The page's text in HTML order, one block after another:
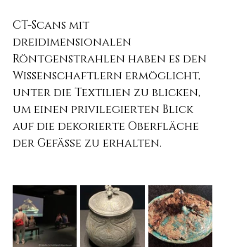
CT-Scans mit
dreidimensionalen
Röntgenstrahlen haben es den
Wissenschaftlern ermöglicht,
unter die Textilien zu blicken,
um einen privilegierten Blick
auf die dekorierte Oberfläche
der Gefäße zu erhalten.